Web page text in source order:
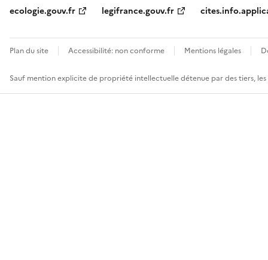
ecologie.gouv.fr
legifrance.gouv.fr
Plan du site Accessibilité: non conforme Mentions légales
Sauf mention explicite de propriété intellectuelle détenue par des tiers,